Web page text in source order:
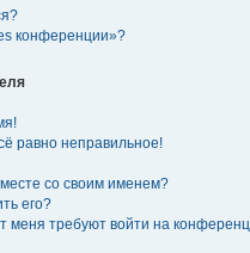
конференции»?
равно неправильное!
со своим именем?
его?
меня требуют войти на